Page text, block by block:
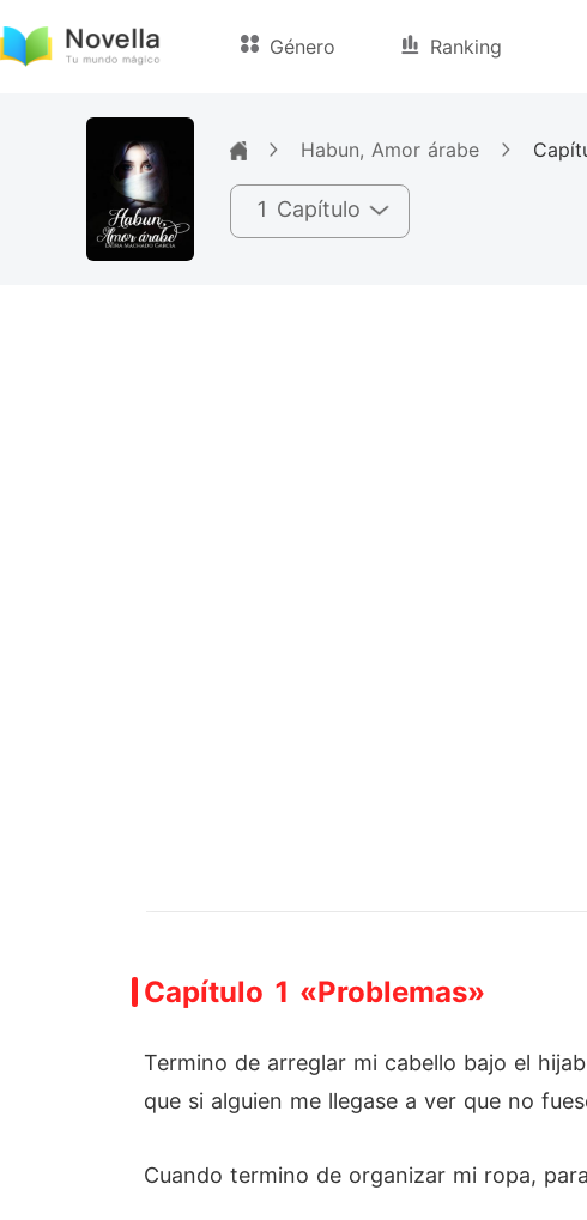
Género Ranking
Habun, Amor árabe
1 Capítulo
Capítulo 1 «Problemas»
Termino de arreglar mi cabello bajo el
que si alguien me llegase a ver que no
Cuando termino de organizar mi ropa,